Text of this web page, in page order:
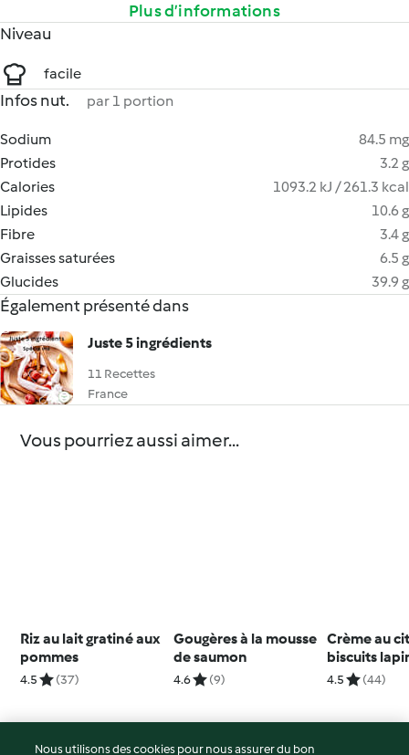
Plus d’informations
Niveau
facile
Infos nut. par 1 portion
Sodium
84.5 mg
Protides
3.2 g
Calories
1093.2 kJ / 261.3 kcal
Lipides
10.6 g
Fibre
3.4 g
Graisses saturées
6.5 g
Glucides
39.9 g
Également présenté dans
Juste 5 ingrédients
11 Recettes
France
Vous pourriez aussi aimer...
Riz au lait gratiné aux
pommes
4.5 (37)
Gougères à la mousse
de saumon
4.6 (9)
Crème au
biscuits
Pâques
4.5 (44)
Nous utilisons des cookies pour nous assurer du bon